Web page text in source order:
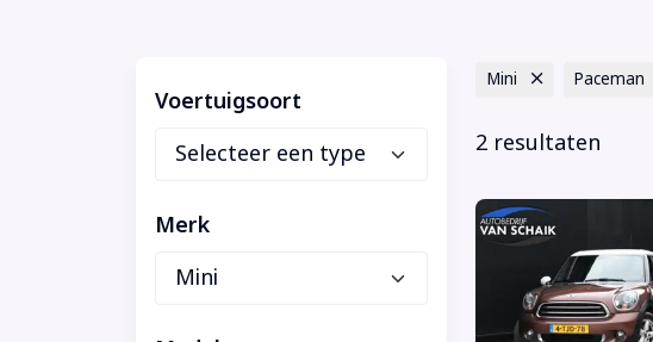
Voertuigsoort
Merk
Mini Paceman
2 resultaten